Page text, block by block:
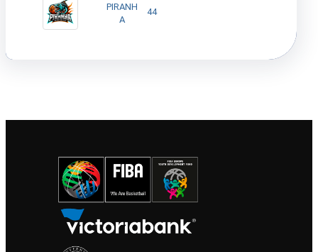
PIRANH
A
44